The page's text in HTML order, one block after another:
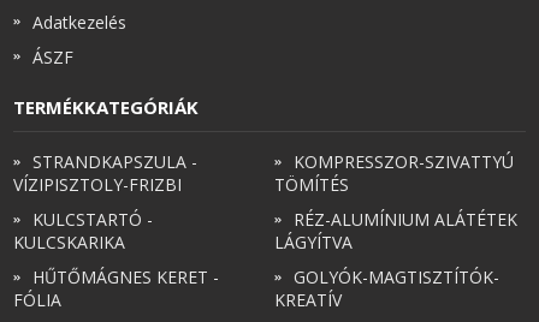
Adatkezelés
ÁSZF
TERMÉKKATEGÓRIÁK
STRANDKAPSZULA -
VÍZIPISZTOLY-FRIZBI
KULCSTARTÓ -
KULCSKARIKA
HŰTŐMÁGNES KERET -
FÓLIA
KOMPRESSZOR-SZIVATTYÚ
TÖMÍTÉS
RÉZ-ALUMÍNIUM ALÁTÉTEK
LÁGYÍTVA
GOLYÓK-MAGTISZTÍTÓK-
KREATÍV